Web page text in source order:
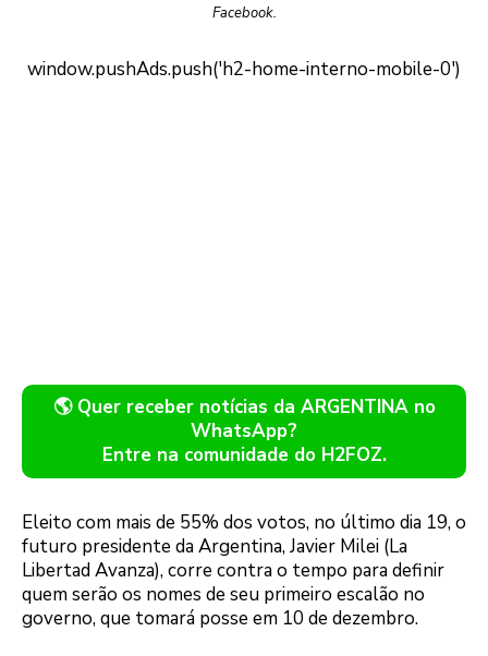
Facebook.
🌎 Quer receber notícias da ARGENTINA no
WhatsApp?
Entre na comunidade do H2FOZ.
Eleito com mais de 55% dos votos, no último dia 19, o
futuro presidente da Argentina, Javier Milei (La
Libertad Avanza), corre contra o tempo para definir
quem serão os nomes de seu primeiro escalão no
governo, que tomará posse em 10 de dezembro.